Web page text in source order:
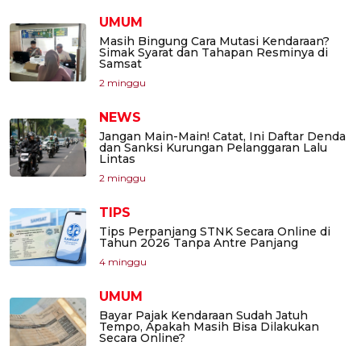
UMUM
Masih Bingung Cara Mutasi Kendaraan?
Simak Syarat dan Tahapan Resminya di
Samsat
2 minggu
NEWS
Jangan Main-Main! Catat, Ini Daftar Denda
dan Sanksi Kurungan Pelanggaran Lalu
Lintas
2 minggu
TIPS
Tips Perpanjang STNK Secara Online di
Tahun 2026 Tanpa Antre Panjang
4 minggu
UMUM
Bayar Pajak Kendaraan Sudah Jatuh
Tempo, Apakah Masih Bisa Dilakukan
Secara Online?